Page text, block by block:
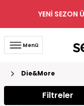
YENİ SEZON
Menü
Die&More
Filtreler